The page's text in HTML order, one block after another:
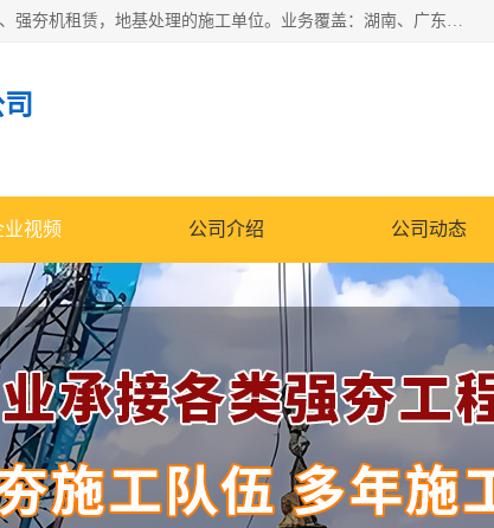
湖南业峻强夯基础工程有限公司是一家专业从事湖南强夯基础工程、强夯机租赁，地基处理的施工单位。业务覆盖：湖南、广东，江西等地。可承接1000KN.m-25000KN.m强夯（置换）工程。公司创始人是国内较早期从事强夯施工的建设者，经过多年的一步一个脚印的发展，在行业内具有较高的度和良好的口碑。
业视频 公司介绍 公司动态